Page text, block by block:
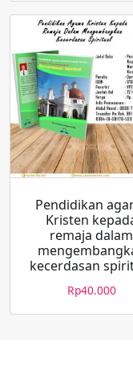
Pendidikan
Kristen
remaja dalam
kecerdasan
Rp40.000